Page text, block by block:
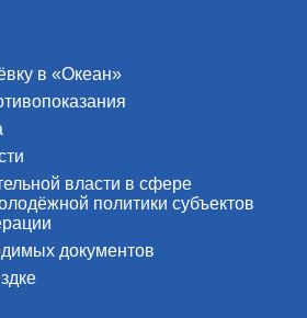
в «Океан»
власти в сфере
политики субъектов
документов